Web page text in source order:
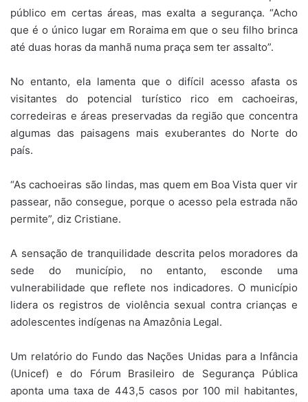
público em certas áreas, mas exalta a segurança. “Acho
que é o único lugar em Roraima em que o seu filho brinca
até duas horas da manhã numa praça sem ter assalto”.
No entanto, ela lamenta que o difícil acesso afasta os
visitantes do potencial turístico rico em cachoeiras,
corredeiras e áreas preservadas da região que concentra
algumas das paisagens mais exuberantes do Norte do
país.
“As cachoeiras são lindas, mas quem em Boa Vista quer vir
passear, não consegue, porque o acesso pela estrada não
permite”, diz Cristiane.
A sensação de tranquilidade descrita pelos moradores da
sede do município, no entanto, esconde uma
vulnerabilidade que reflete nos indicadores. O município
lidera os registros de violência sexual contra crianças e
adolescentes indígenas na Amazônia Legal.
Um relatório do Fundo das Nações Unidas para a Infância
(Unicef) e do Fórum Brasileiro de Segurança Pública
aponta uma taxa de 443,5 casos por 100 mil habitantes,